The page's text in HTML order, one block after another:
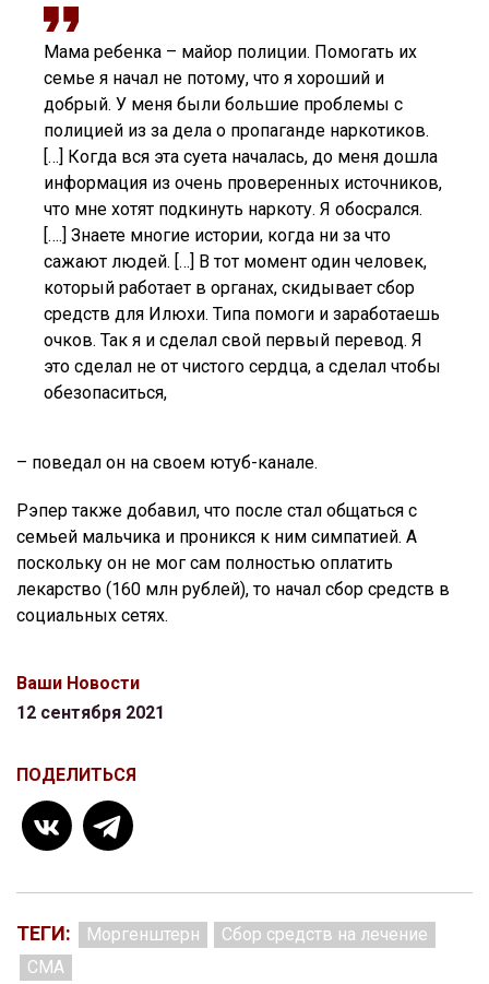
Мама ребенка – майор полиции. Помогать их
семье я начал не потому, что я хороший и
добрый. У меня были большие проблемы с
полицией из за дела о пропаганде наркотиков.
[…] Когда вся эта суета началась, до меня дошла
информация из очень проверенных источников,
что мне хотят подкинуть наркоту. Я обосрался.
[….] Знаете многие истории, когда ни за что
сажают людей. […] В тот момент один человек,
который работает в органах, скидывает сбор
средств для Илюхи. Типа помоги и заработаешь
очков. Так я и сделал свой первый перевод. Я
это сделал не от чистого сердца, а сделал чтобы
обезопаситься,
– поведал он на своем ютуб-канале.
Рэпер также добавил, что после стал общаться с
семьей мальчика и проникся к ним симпатией. А
поскольку он не мог сам полностью оплатить
лекарство (160 млн рублей), то начал сбор средств в
социальных сетях.
Ваши Новости
12 сентября 2021
ПОДЕЛИТЬСЯ
ТЕГИ: Моргенштерн
Сбор средств на лечение
СМА